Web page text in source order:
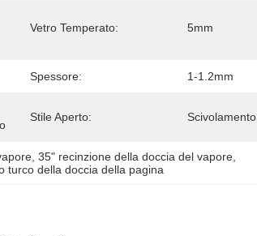
Vetro Temperato: 5mm
Spessore: 1-1.2mm
Stile Aperto: Scivolamento
, 35" recinzione della doccia del vapore
turco della doccia della pagina